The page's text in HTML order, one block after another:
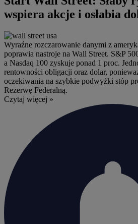
wspiera akcje i osłabia
Wyraźne rozczarowanie danymi z
poprawia nastroje na Wall Street. S&P
a Nasdaq 100 zyskuje ponad 1 proc.
rentowności obligacji oraz dolar,
oczekiwania na szybkie podwyżki stóp
Rezerwę Federalną.
Czytaj więcej »